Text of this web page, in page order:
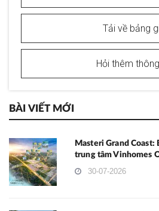
Tải về bảng
Hỏi thêm
BÀI VIẾT MỚI
Masteri Grand
trung tâm Vinhomes
30-07-2026